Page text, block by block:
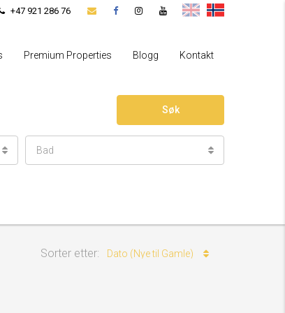
+47 921 286 76
Premium Properties Blogg Kontakt
Søk
Bad
Sorter etter: Dato (Nye til Gamle)